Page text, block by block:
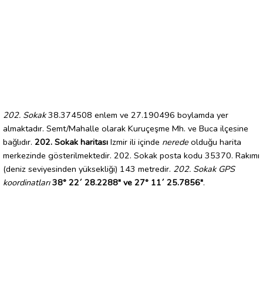
202. Sokak38.374508 enlem ve 27.190496 boylamda yer
almaktadır. Semt/Mahalle olarak Kuruçeşme Mh. ve Buca ilçesine
bağlıdır. 202. Sokak haritası Izmir ili içinde nerede olduğu harita
merkezinde gösterilmektedir. 202. Sokak posta kodu 35370. Rakımı
(deniz seviyesinden yüksekliği) 143 metredir. 202. Sokak GPS
koordinatları 38° 22´ 28.2288" ve 27° 11´ 25.7856".